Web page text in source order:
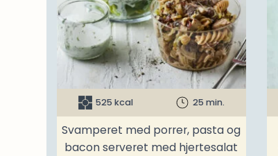
525 kcal 25 min.
Svamperet med porrer, pasta og
bacon serveret med hjertesalat